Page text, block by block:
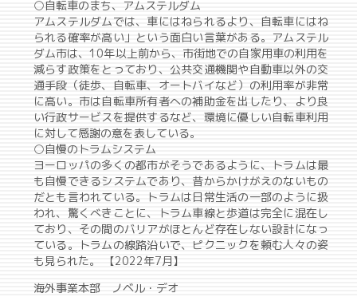
○自転車のまち、アムステルダム
アムステルダムでは、車にはねられるより、自転車にはね
られる確率が高い」という面白い言葉がある。アムステル
ダム市は、10年以上前から、市街地での自家用車の利用を
減らす政策をとっており、公共交通機関や自動車以外の交
通手段（徒歩、自転車、オートバイなど）の利用率が非常
に高い。市は自転車所有者への補助金を出したり、より良
い行政サービスを提供するなど、環境に優しい自転車利用
に対して感謝の意を表している。
○自慢のトラムシステム
ヨーロッパの多くの都市がそうであるように、トラムは最
も自慢できるシステムであり、昔からかけがえのないもの
だとも言われている。トラムは日常生活の一部のように扱
われ、驚くべきことに、トラム車線と歩道は完全に混在し
ており、その間のバリアがほとんど存在しない設計になっ
ている。トラムの線路沿いで、ピクニックを頼む人々の姿
も見られた。 【2022年7月】
海外事業本部 ノベル・デオ